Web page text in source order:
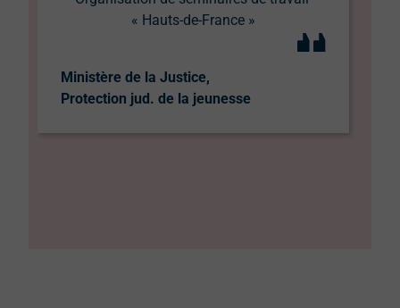
« Hauts-de-France »
Ministère de la Justice,
Protection jud. de la jeunesse